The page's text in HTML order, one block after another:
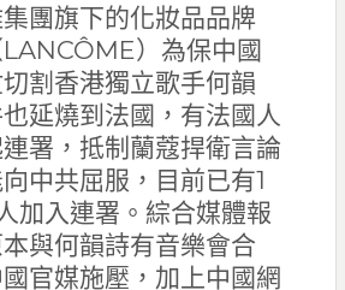
團旗下的化妝品品牌
LANCÔME）為保中國
割香港獨立歌手何韻
延燒到法國，有法國人
署，抵制蘭蔻捍衛言論
中共屈服，目前已有1
加入連署。綜合媒體報
與何韻詩有音樂會合
官媒施壓，加上中國網